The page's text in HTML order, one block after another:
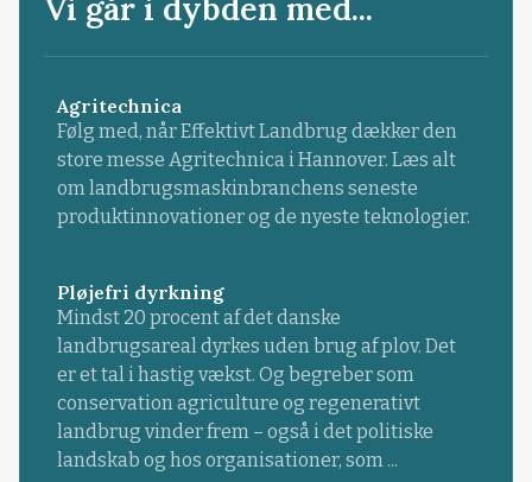
Vi går i dybden med...
Agritechnica
Følg med, når Effektivt Landbrug dækker den
store messe Agritechnica i Hannover. Læs alt
om landbrugsmaskinbranchens seneste
produktinnovationer og de nyeste teknologier.
Pløjefri dyrkning
Mindst 20 procent af det danske
landbrugsareal dyrkes uden brug af plov. Det
er et tal i hastig vækst. Og begreber som
conservation agriculture og regenerativt
landbrug vinder frem – også i det politiske
landskab og hos organisationer, som ...